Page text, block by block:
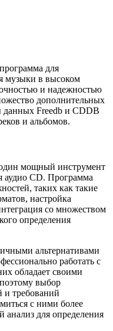
для
музыки в высоком
и надежностью
дополнительных
данных Freedb и CDDB
и альбомов.
мощный инструмент
аудио CD. Программа
таких как такие
настройка
со множеством
определения
альтернативами
работать с
обладает своими
выбор
и требований
с ними более
анализ для определения